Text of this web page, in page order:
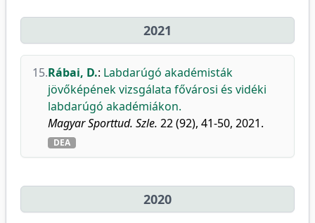
2021
15.Rábai, D.: Labdarúgó akadémisták
jövőképének vizsgálata fővárosi és vidéki
labdarúgó akadémiákon.
Magyar Sporttud. Szle. 22 (92), 41-50, 2021.
DEA
2020